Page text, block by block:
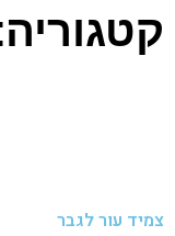
עור לגבר